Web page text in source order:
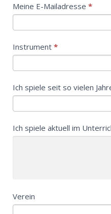
Meine E-Mailadresse *
Instrument *
Ich spiele seit so vielen
Ich spiele aktuell im
Verein